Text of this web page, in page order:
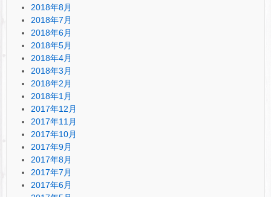
2018年8月
2018年7月
2018年6月
2018年5月
2018年4月
2018年3月
2018年2月
2018年1月
2017年12月
2017年11月
2017年10月
2017年9月
2017年8月
2017年7月
2017年6月